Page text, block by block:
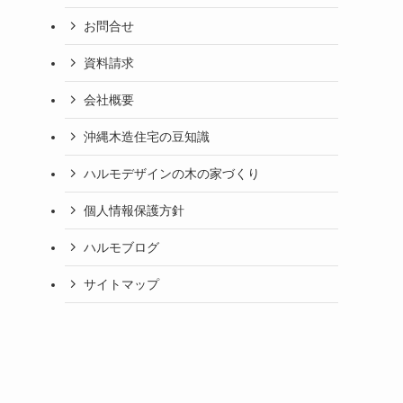
お問合せ
資料請求
会社概要
沖縄木造住宅の豆知識
ハルモデザインの木の家づくり
個人情報保護方針
ハルモブログ
サイトマップ